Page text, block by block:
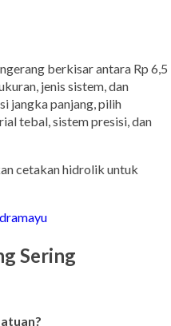
berkisar antara Rp 6,5
jenis sistem, dan
jangka panjang, pilih
tebal, sistem presisi, dan
cetakan hidrolik untuk
Sering